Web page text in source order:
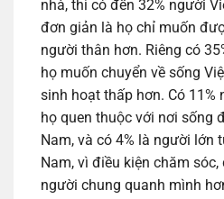
nhà, thì có đến 32% người
đơn giản là họ chỉ muốn
người thân hơn. Riêng có
họ muốn chuyển về sống
sinh hoạt thấp hơn. Có 11%
họ quen thuộc với nơi sống
Nam, và có 4% là người lớn
Nam, vì điều kiện chăm
người chung quanh mình